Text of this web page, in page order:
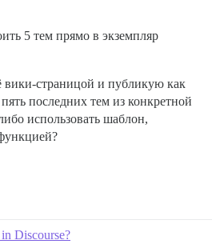
5 тем прямо в экземпляр
вики-страницой и публикую как
последних тем из конкретной
использовать шаблон,
Discourse?